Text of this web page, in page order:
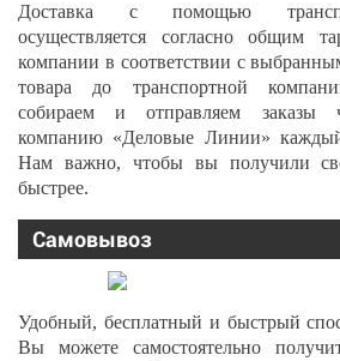
Доставка с помощью
осуществляется согласно общим
компании в соответствии с
товара до транспортной
собираем и отправляем заказы
компанию «Деловые Линии»
Нам важно, чтобы вы получили
быстрее.
Самовывоз
Удобный, бесплатный и быстрый
Вы можете самостоятельно